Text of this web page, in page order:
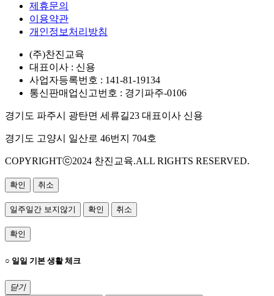
제휴문의
이용약관
개인정보처리방침
(주)찬진교육
대표이사 : 신용
사업자등록번호 : 141-81-19134
통신판매업신고번호 : 경기파주-0106
경기도 파주시 광탄면 세류길23 대표이사 신용
경기도 고양시 일산로 46번지 704호
COPYRIGHTⓒ2024 찬진교육.ALL RIGHTS RESERVED.
확인 취소
일주일간 보지않기 확인 취소
확인
○ 일일 기본 생활 체크
닫기